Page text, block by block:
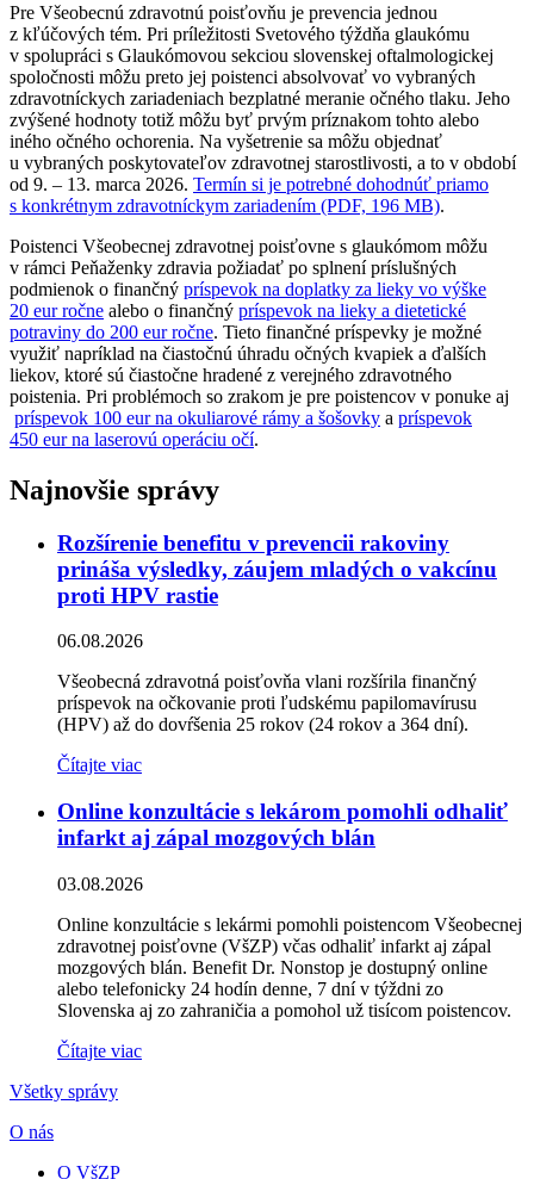
Pre Všeobecnú zdravotnú poisťovňu je prevencia jednou
z kľúčových tém. Pri príležitosti Svetového týždňa glaukómu
v spolupráci s Glaukómovou sekciou slovenskej oftalmologickej
spoločnosti môžu preto jej poistenci absolvovať vo vybraných
zdravotníckych zariadeniach bezplatné meranie očného tlaku. Jeho
zvýšené hodnoty totiž môžu byť prvým príznakom tohto alebo
iného očného ochorenia. Na vyšetrenie sa môžu objednať
u vybraných poskytovateľov zdravotnej starostlivosti, a to v období
od 9. – 13. marca 2026. Termín si je potrebné dohodnúť priamo
s konkrétnym zdravotníckym zariadením (PDF, 196 MB).
Poistenci Všeobecnej zdravotnej poisťovne s glaukómom môžu
v rámci Peňaženky zdravia požiadať po splnení príslušných
podmienok o finančný príspevok na doplatky za lieky vo výške
20 eur ročne alebo o finančný príspevok na lieky a dietetické
potraviny do 200 eur ročne. Tieto finančné príspevky je možné
využiť napríklad na čiastočnú úhradu očných kvapiek a ďalších
liekov, ktoré sú čiastočne hradené z verejného zdravotného
poistenia. Pri problémoch so zrakom je pre poistencov v ponuke aj
príspevok 100 eur na okuliarové rámy a šošovky a príspevok
450 eur na laserovú operáciu očí.
Najnovšie správy
Rozšírenie benefitu v prevencii rakoviny
prináša výsledky, záujem mladých o vakcínu
proti HPV rastie
06.08.2026
Všeobecná zdravotná poisťovňa vlani rozšírila finančný
príspevok na očkovanie proti ľudskému papilomavírusu
(HPV) až do dovŕšenia 25 rokov (24 rokov a 364 dní).
Čítajte viac
Online konzultácie s lekárom pomohli odhaliť
infarkt aj zápal mozgových blán
03.08.2026
Online konzultácie s lekármi pomohli poistencom Všeobecnej
zdravotnej poisťovne (VšZP) včas odhaliť infarkt aj zápal
mozgových blán. Benefit Dr. Nonstop je dostupný online
alebo telefonicky 24 hodín denne, 7 dní v týždni zo
Slovenska aj zo zahraničia a pomohol už tisícom poistencov.
Čítajte viac
Všetky správy
O nás
O VšZP